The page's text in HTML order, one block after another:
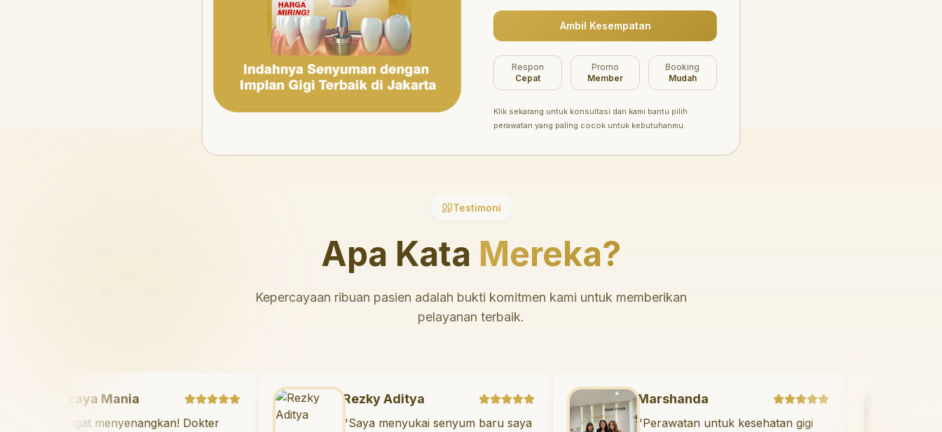
Belum ada promo tersedia saat ini.
Testimoni
Apa Kata Mereka?
Kepercayaan ribuan pasien adalah bukti komitmen kami untuk memberikan
pelayanan terbaik.
Mazaya Mania
"Sangat menyenangkan! Dokter
Rezky Aditya
"Saya menyukai senyum baru saya
Marshanda
"Perawatan untuk kesehatan gigi
Ambil Kesempatan
Respon
Cepat
Promo
Member
Booking
Mudah
Klik sekarang untuk konsultasi dan kami bantu pilih
perawatan yang paling cocok untuk kebutuhanmu.